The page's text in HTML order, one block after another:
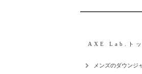
AXE Lab.ト
メンズのダウンジ